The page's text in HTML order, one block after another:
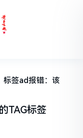
标签ad报错：该
TAG标签